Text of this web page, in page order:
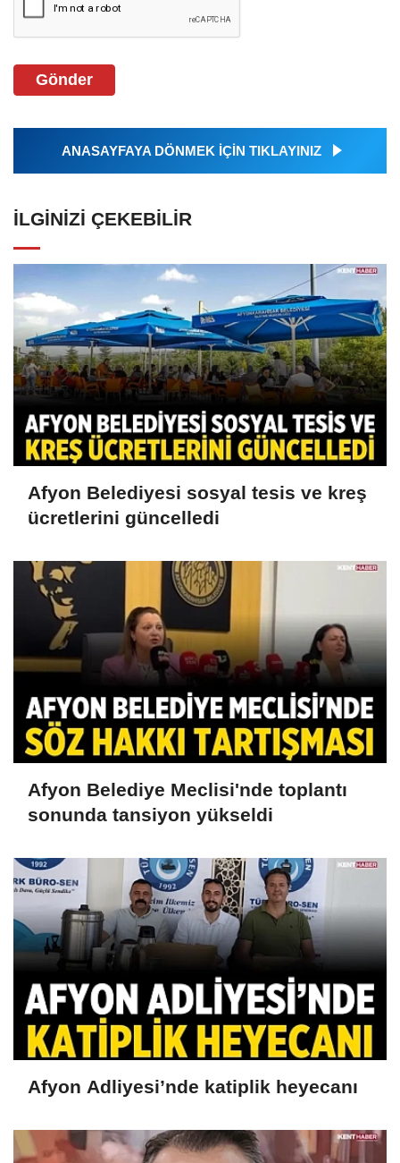
Gönder
ANASAYFAYA DÖNMEK İÇİN TIKLAYINIZ
İLGINIZI ÇEKEBILIR
Afyon Belediyesi sosyal tesis ve kreş
ücretlerini güncelledi
Afyon Belediye Meclisi'nde toplantı
sonunda tansiyon yükseldi
Afyon Adliyesi’nde katiplik heyecanı